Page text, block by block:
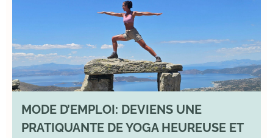
MODE D’EMPLOI: DEVIENS UNE
PRATIQUANTE DE YOGA HEUREUSE ET